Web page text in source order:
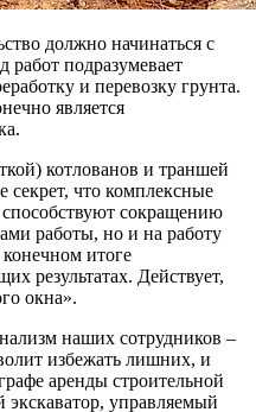
должно начинаться с
подразумевает
и перевозку грунта.
является
котлованов и траншей
что комплексные
сокращению
работы, но и на работу
итоге
результатах. Действует,
окна».
наших сотрудников –
избежать лишних, и
аренды строительной
управляемый